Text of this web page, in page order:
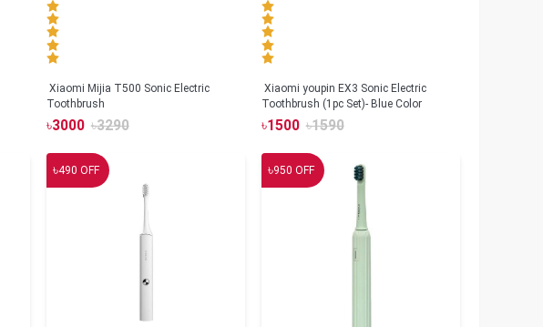
Xiaomi Mijia T500 Sonic Electric
Toothbrush
৳3000 ৳3290
Xiaomi youpin EX3 Sonic Electric
Toothbrush (1pc Set)- Blue Color
৳1500 ৳1590
৳490 OFF ৳950 OFF